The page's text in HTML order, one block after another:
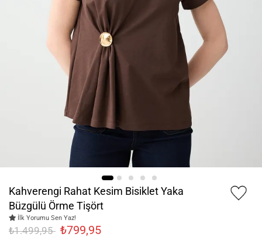
Kahverengi Rahat Kesim Bisiklet Yaka
Büzgülü Örme Tişört
İlk Yorumu Sen Yaz!
₺1.499,95 ₺799,95